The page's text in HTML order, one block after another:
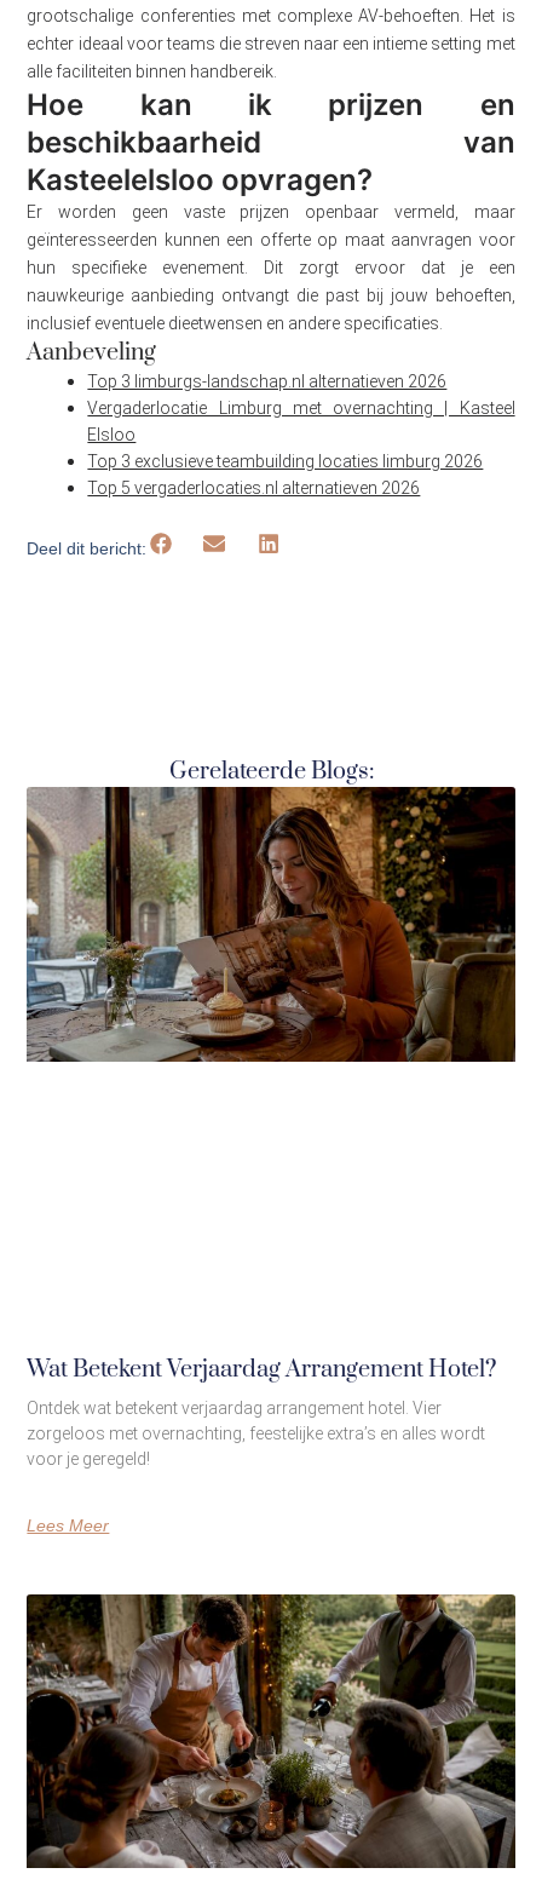
grootschalige conferenties met complexe AV-behoeften. Het is
echter ideaal voor teams die streven naar een intieme setting met
alle faciliteiten binnen handbereik.
Hoe kan ik prijzen en
beschikbaarheid van
Kasteelelsloo opvragen?
Er worden geen vaste prijzen openbaar vermeld, maar
geïnteresseerden kunnen een offerte op maat aanvragen voor
hun specifieke evenement. Dit zorgt ervoor dat je een
nauwkeurige aanbieding ontvangt die past bij jouw behoeften,
inclusief eventuele dieetwensen en andere specificaties.
Aanbeveling
Top 3 limburgs-landschap.nl alternatieven 2026
Vergaderlocatie Limburg met overnachting | Kasteel
Elsloo
Top 3 exclusieve teambuilding locaties limburg 2026
Top 5 vergaderlocaties.nl alternatieven 2026
Deel dit bericht:
Gerelateerde Blogs:
Wat Betekent Verjaardag Arrangement Hotel?
Ontdek wat betekent verjaardag arrangement hotel. Vier
zorgeloos met overnachting, feestelijke extra’s en alles wordt
voor je geregeld!
Lees Meer